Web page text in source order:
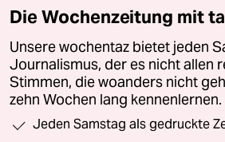
Die Wochenzeitung mit
Unsere wochentaz bietet jeden
Journalismus, der es nicht allen
Stimmen, die woanders nicht
zehn Wochen lang kennenlernen.
Jeden Samstag als gedruckte